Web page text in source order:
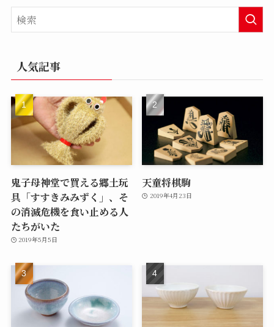
人気記事
鬼子母神堂で買える郷土玩
具「すすきみみずく」、そ
の消滅危機を食い止める人
たちがいた
2019年5月5日
天童将棋駒
2019年4月23日